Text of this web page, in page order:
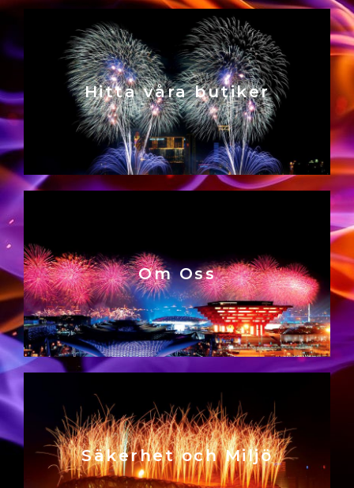
Hitta våra butiker
Om Oss
Säkerhet och Miljö